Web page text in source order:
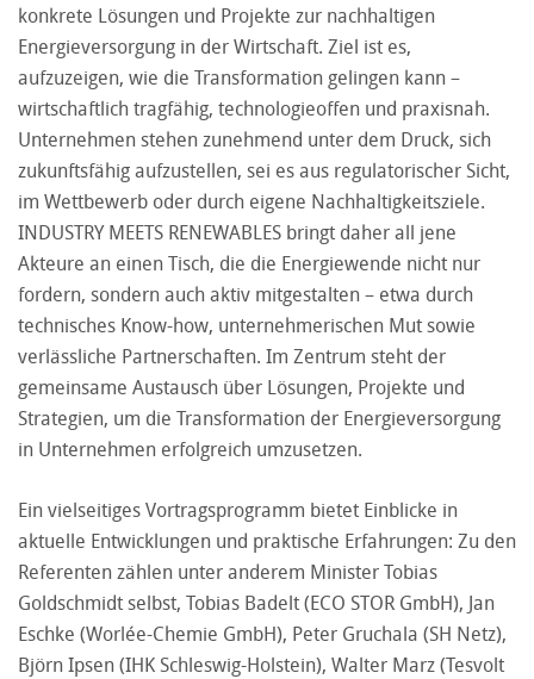
konkrete Lösungen und Projekte zur nachhaltigen
Energieversorgung in der Wirtschaft. Ziel ist es,
aufzuzeigen, wie die Transformation gelingen kann –
wirtschaftlich tragfähig, technologieoffen und praxisnah.
Unternehmen stehen zunehmend unter dem Druck, sich
zukunftsfähig aufzustellen, sei es aus regulatorischer Sicht,
im Wettbewerb oder durch eigene Nachhaltigkeitsziele.
INDUSTRY MEETS RENEWABLES bringt daher all jene
Akteure an einen Tisch, die die Energiewende nicht nur
fordern, sondern auch aktiv mitgestalten – etwa durch
technisches Know-how, unternehmerischen Mut sowie
verlässliche Partnerschaften. Im Zentrum steht der
gemeinsame Austausch über Lösungen, Projekte und
Strategien, um die Transformation der Energieversorgung
in Unternehmen erfolgreich umzusetzen.
Ein vielseitiges Vortragsprogramm bietet Einblicke in
aktuelle Entwicklungen und praktische Erfahrungen: Zu den
Referenten zählen unter anderem Minister Tobias
Goldschmidt selbst, Tobias Badelt (ECO STOR GmbH), Jan
Eschke (Worlée-Chemie GmbH), Peter Gruchala (SH Netz),
Björn Ipsen (IHK Schleswig-Holstein), Walter Marz (Tesvolt